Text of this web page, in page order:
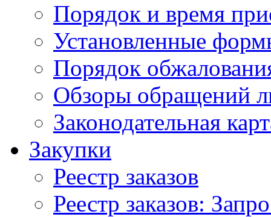
Порядок и время
Установленные
Порядок
Обзоры обращений
Законодательная
Закупки
Реестр заказов
Реестр заказов: